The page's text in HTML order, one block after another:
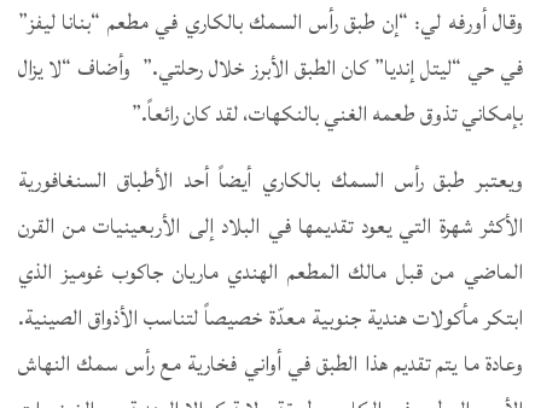
وقال أورفه لي: “إن طبق رأس السمك بالكاري في مطعم “بنانا ليفز”
في حي “ليتل إنديا” كان الطبق الأبرز خلال رحلتي.” وأضاف “لا يزال
بإمكاني تذوق طعمه الغني بالنكهات، لقد كان رائعاً.”
ويعتبر طبق رأس السمك بالكاري أيضاً أحد الأطباق السنغافورية
الأكثر شهرة التي يعود تقديمها في البلاد إلى الأربعينيات من القرن
الماضي من قبل مالك المطعم الهندي ماريان جاكوب غوميز الذي
ابتكر مأكولات هندية جنوبية معدّة خصيصاً لتناسب الأذواق الصينية.
وعادة ما يتم تقديم هذا الطبق في أواني فخارية مع رأس سمك النهاش